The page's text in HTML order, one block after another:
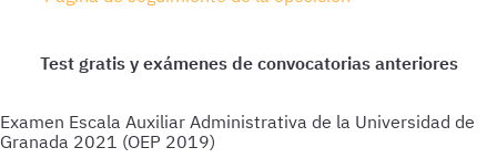
Examen Escala Auxiliar Administrativa de la Universidad de
Granada 2021 (OEP 2019)